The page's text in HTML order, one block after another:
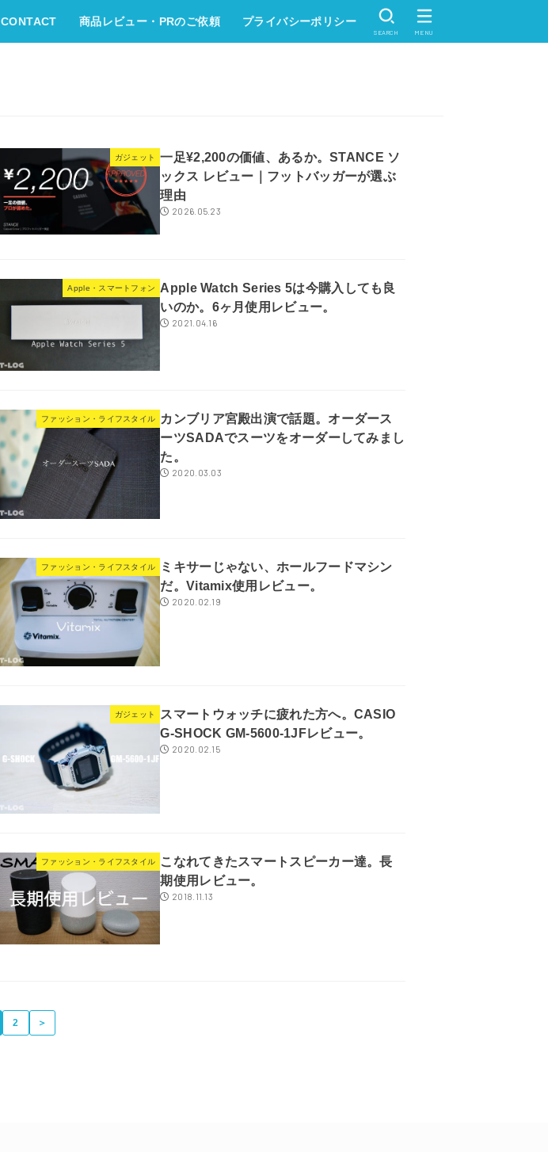
CONTACT 商品レビュー・PRのご依頼 プライバシーポリシー
SEARCH MENU
ガジェット
一足¥2,200の価値、あるか。STANCE ソ
ックス レビュー｜フットバッガーが選ぶ
理由
2026.05.23
Apple・スマートフォン
Apple Watch Series 5は今購入しても良
いのか。6ヶ月使用レビュー。
2021.04.16
ファッション・ライフスタイル
カンブリア宮殿出演で話題。オーダース
ーツSADAでスーツをオーダーしてみまし
た。
2020.03.03
ファッション・ライフスタイル
ミキサーじゃない、ホールフードマシン
だ。Vitamix使用レビュー。
2020.02.19
ガジェット
スマートウォッチに疲れた方へ。CASIO
G-SHOCK GM-5600-1JFレビュー。
2020.02.15
ファッション・ライフスタイル
こなれてきたスマートスピーカー達。長
期使用レビュー。
2018.11.13
2 ＞